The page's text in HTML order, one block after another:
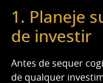
1. Planeje
de investir
Antes de sequer
de qualquer